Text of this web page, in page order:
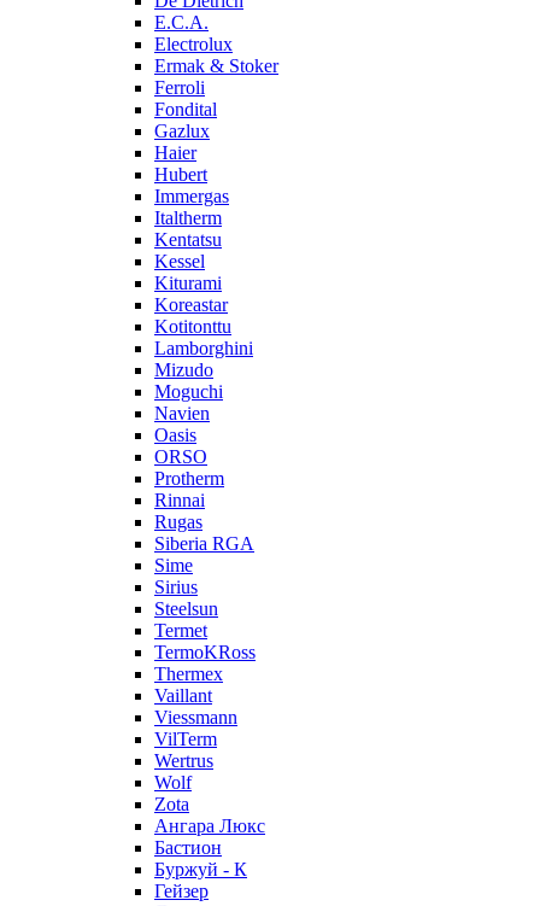
E.C.A.
Electrolux
Ermak & Stoker
Ferroli
Fondital
Gazlux
Haier
Hubert
Immergas
Italtherm
Kentatsu
Kessel
Kiturami
Koreastar
Kotitonttu
Lamborghini
Mizudo
Moguchi
Navien
Oasis
ORSO
Protherm
Rinnai
Rugas
Siberia RGA
Sime
Sirius
Steelsun
Termet
TermoKRoss
Thermex
Vaillant
Viessmann
VilTerm
Wertrus
Wolf
Zota
Ангара Люкс
Бастион
Буржуй - К
Гейзер